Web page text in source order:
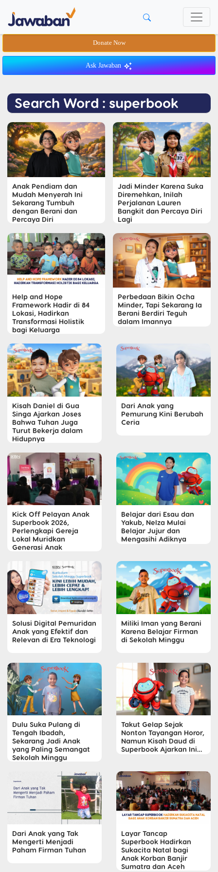
Donate Now
Ask Jawaban
Search Word : superbook
Anak Pendiam dan
Mudah Menyerah Ini
Sekarang Tumbuh
dengan Berani dan
Percaya Diri
Jadi Minder Karena Suka
Diremehkan, Inilah
Perjalanan Lauren
Bangkit dan Percaya Diri
Lagi
Help and Hope
Framework Hadir di 84
Lokasi, Hadirkan
Transformasi Holistik
bagi Keluarga
Perbedaan Bikin Ocha
Minder, Tapi Sekarang Ia
Berani Berdiri Teguh
dalam Imannya
Kisah Daniel di Gua
Singa Ajarkan Joses
Bahwa Tuhan Juga
Turut Bekerja dalam
Hidupnya
Dari Anak yang
Pemurung Kini Berubah
Ceria
Kick Off Pelayan Anak
Superbook 2026,
Perlengkapi Gereja
Lokal Muridkan
Generasi Anak
Belajar dari Esau dan
Yakub, Nelza Mulai
Belajar Jujur dan
Mengasihi Adiknya
Solusi Digital Pemuridan
Anak yang Efektif dan
Relevan di Era Teknologi
Miliki Iman yang Berani
Karena Belajar Firman
di Sekolah Minggu
Dulu Suka Pulang di
Tengah Ibadah,
Sekarang Jadi Anak
yang Paling Semangat
Sekolah Minggu
Takut Gelap Sejak
Nonton Tayangan Horor,
Namun Kisah Daud di
Superbook Ajarkan Ini…
Dari Anak yang Tak
Mengerti Menjadi
Paham Firman Tuhan
Layar Tancap
Superbook Hadirkan
Sukacita Natal bagi
Anak Korban Banjir
Sumatra dan Aceh